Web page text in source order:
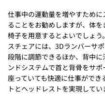
仕事中の運動量を増やすため
ることをお勧めしますが、体
椅子を用意するとよいでしょ
スチェアには、3Dランバーサ
段階に調節できるほか、背中
ンドシステムで首と背骨をサ
座っていても快適に仕事がで
トとヘッドレストを実現してい